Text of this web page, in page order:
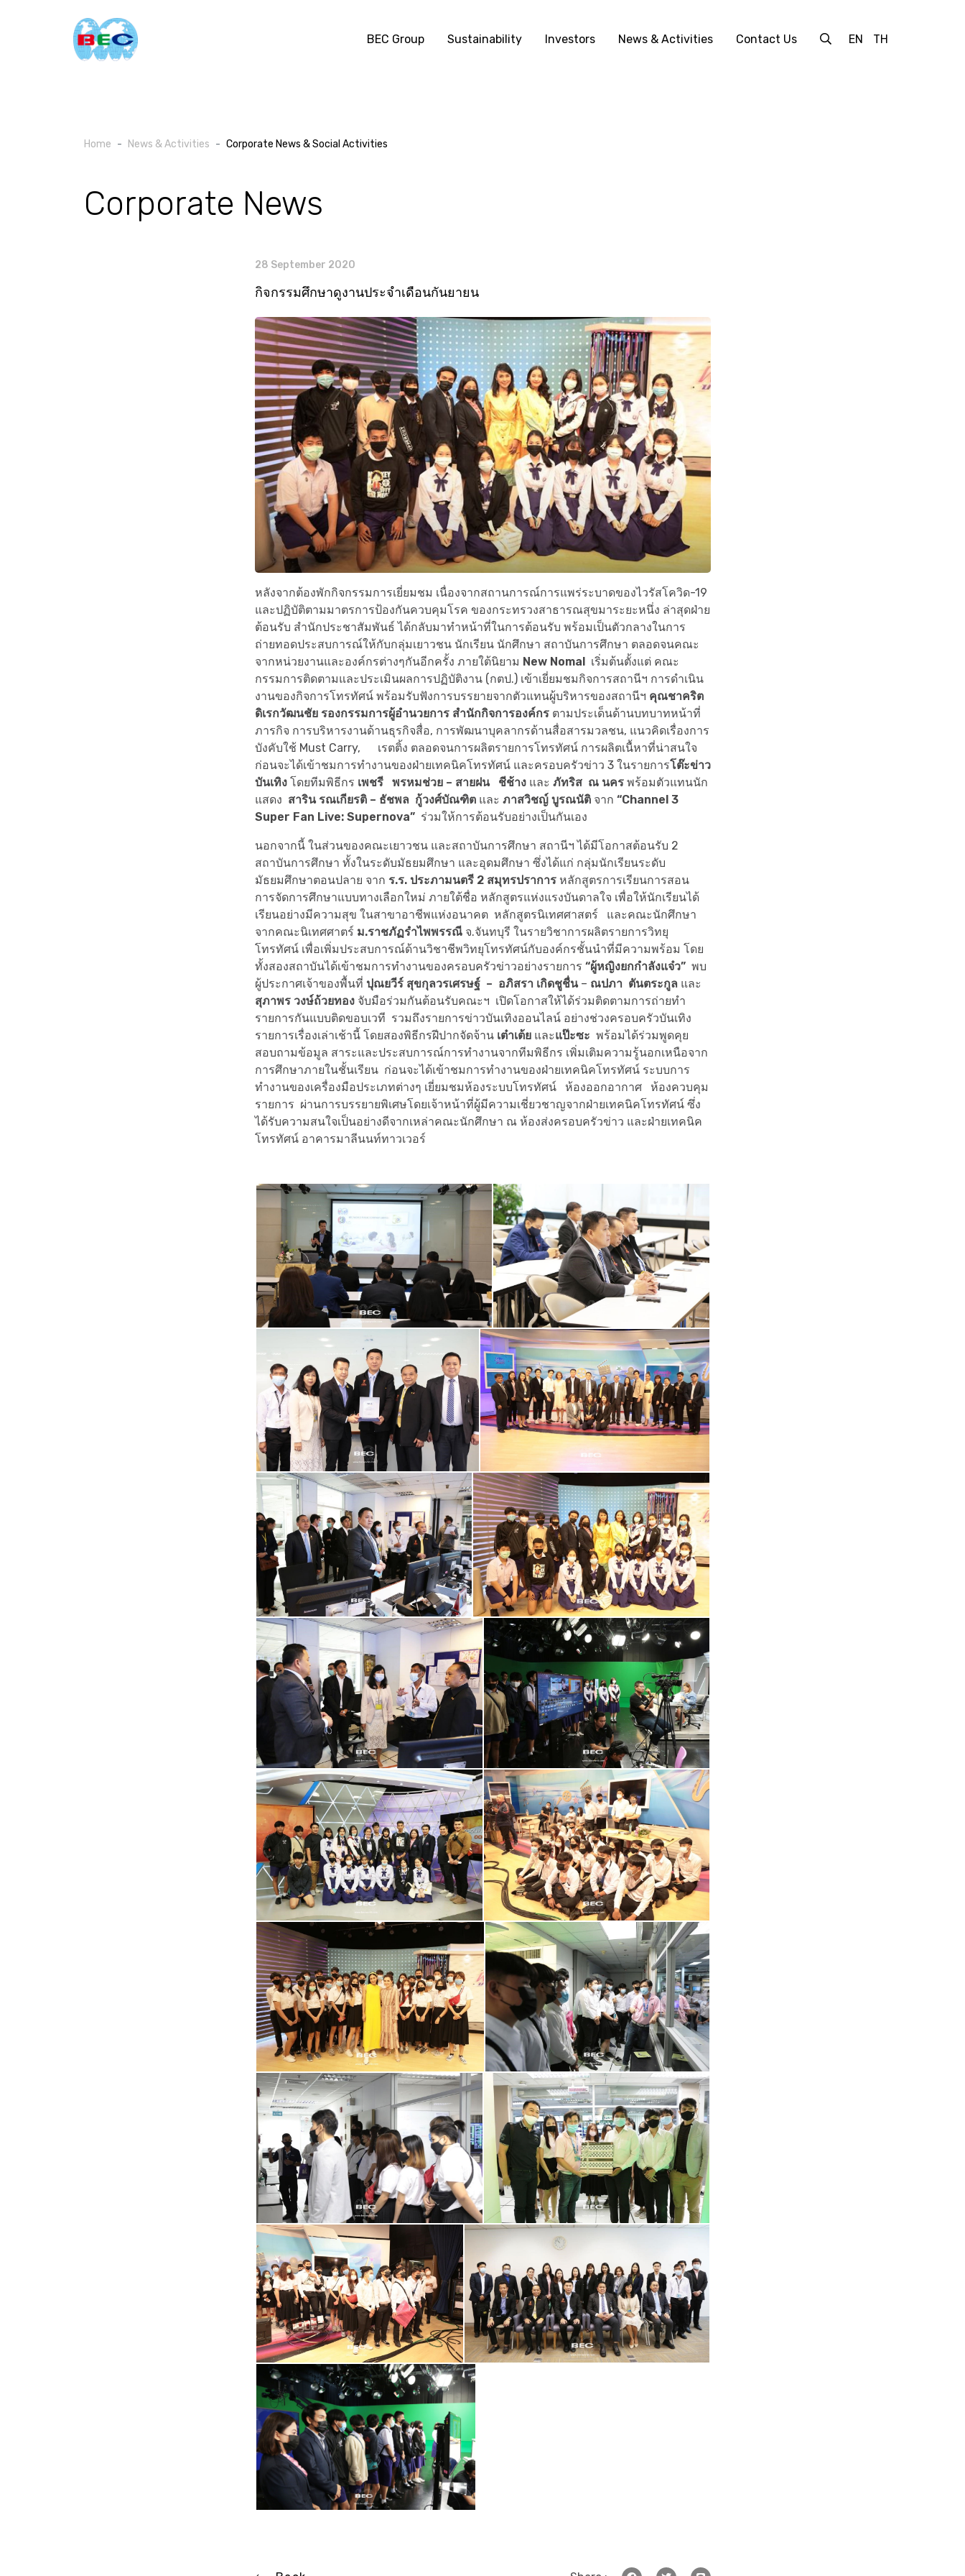
BEC Group Sustainability Investors News & Activities Contact Us EN TH
Home News & Activities Corporate News & Social Activities
Corporate News
28 September 2020
กิจกรรมศึกษาดูงานประจำเดือนกันยายน
หลังจากต้องพักกิจกรรมการเยี่ยมชม เนื่องจากสถานการณ์การแพร่ระบาดของไวรัสโควิด-19
และปฏิบัติตามมาตรการป้องกันควบคุมโรค ของกระทรวงสาธารณสุขมาระยะหนึ่ง ล่าสุดฝ่าย
ต้อนรับ สำนักประชาสัมพันธ์ ได้กลับมาทำหน้าที่ในการต้อนรับ พร้อมเป็นตัวกลางในการ
ถ่ายทอดประสบการณ์ให้กับกลุ่มเยาวชน นักเรียน นักศึกษา สถาบันการศึกษา ตลอดจนคณะ
จากหน่วยงานและองค์กรต่างๆกันอีกครั้ง ภายใต้นิยาม New Nomalเริ่มต้นตั้งแต่ คณะ
กรรมการติดตามและประเมินผลการปฏิบัติงาน (กตป.) เข้าเยี่ยมชมกิจการสถานีฯ การดำเนิน
งานของกิจการโทรทัศน์ พร้อมรับฟังการบรรยายจากตัวแทนผู้บริหารของสถานีฯ คุณชาคริต
ดิเรกวัฒนชัย รองกรรมการผู้อำนวยการ สำนักกิจการองค์กร ตามประเด็นด้านบทบาทหน้าที่
ภารกิจ การบริหารงานด้านธุรกิจสื่อ, การพัฒนาบุคลากรด้านสื่อสารมวลชน, แนวคิดเรื่องการ
บังคับใช้ Must Carry, เรตติ้ง ตลอดจนการผลิตรายการโทรทัศน์ การผลิตเนื้หาที่น่าสนใจ
ก่อนจะได้เข้าชมการทำงานของฝ่ายเทคนิคโทรทัศน์ และครอบครัวข่าว 3 ในรายการโต๊ะข่าว
บันเทิงโดยทีมพิธีกร เพชรี พรหมช่วย– สายฝน ชีช้างและ ภัทริส ณ นครพร้อมตัวแทนนัก
แสดง สาริน รณเกียรติ– ธัชพล กู้วงศ์บัณฑิตและ ภาสวิชญ์ บูรณนัติจาก “Channel 3
Super Fan Live: Supernova”ร่วมให้การต้อนรับอย่างเป็นกันเอง
นอกจากนี้ ในส่วนของคณะเยาวชน และสถาบันการศึกษา สถานีฯ ได้มีโอกาสต้อนรับ 2
สถาบันการศึกษา ทั้งในระดับมัธยมศึกษา และอุดมศึกษา ซึ่งได้แก่ กลุ่มนักเรียนระดับ
มัธยมศึกษาตอนปลาย จาก ร.ร. ประภามนตรี 2 สมุทรปราการหลักสูตรการเรียนการสอน
การจัดการศึกษาแบบทางเลือกใหม่ ภายใต้ชื่อ หลักสูตรแห่งแรงบันดาลใจ เพื่อให้นักเรียนได้
เรียนอย่างมีความสุข ในสาขาอาชีพแห่งอนาคต หลักสูตรนิเทศศาสตร์ และคณะนักศึกษา
จากคณะนิเทศศาตร์ ม.ราชภัฏรำไพพรรณี จ.จันทบุรี ในรายวิชาการผลิตรายการวิทยุ
โทรทัศน์ เพื่อเพิ่มประสบการณ์ด้านวิชาชีพวิทยุโทรทัศน์กับองค์กรชั้นนำที่มีความพร้อม โดย
ทั้งสองสถาบันได้เข้าชมการทำงานของครอบครัวข่าวอย่างรายการ “ผู้หญิงยกกำลังแจ๋ว” พบ
ผู้ประกาศเจ้าของพื้นที่ ปุณยวีร์ สุขกุลวรเศรษฐ์ – อภิสรา เกิดชูชื่น– ณปภา ตันตระกูล และ
สุภาพร วงษ์ถ้วยทอง จับมือร่วมกันต้อนรับคณะฯ เปิดโอกาสให้ได้ร่วมติดตามการถ่ายทำ
รายการกันแบบติดขอบเวที รวมถึงรายการข่าวบันเทิงออนไลน์ อย่างช่วงครอบครัวบันเทิง
รายการเรื่องเล่าเช้านี้ โดยสองพิธีกรฝีปากจัดจ้าน เต๋าเต้ย และแป๊ะซะ พร้อมได้ร่วมพูดคุย
สอบถามข้อมูล สาระและประสบการณ์การทำงานจากทีมพิธีกร เพิ่มเติมความรู้นอกเหนือจาก
การศึกษาภายในชั้นเรียน ก่อนจะได้เข้าชมการทำงานของฝ่ายเทคนิคโทรทัศน์ ระบบการ
ทำงานของเครื่องมือประเภทต่างๆ เยี่ยมชมห้องระบบโทรทัศน์ ห้องออกอากาศ ห้องควบคุม
รายการ ผ่านการบรรยายพิเศษโดยเจ้าหน้าที่ผู้มีความเชี่ยวชาญจากฝ่ายเทคนิคโทรทัศน์ ซึ่ง
ได้รับความสนใจเป็นอย่างดีจากเหล่าคณะนักศึกษา ณ ห้องส่งครอบครัวข่าว และฝ่ายเทคนิค
โทรทัศน์ อาคารมาลีนนท์ทาวเวอร์